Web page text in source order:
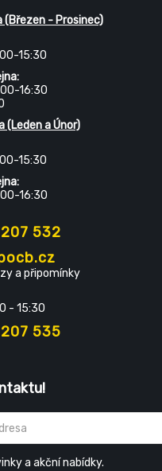
- Prosinec)
15:30
16:30
(Leden a Únor)
15:30
16:30
532
a připomínky
- 15:30
535
a akční nabídky.